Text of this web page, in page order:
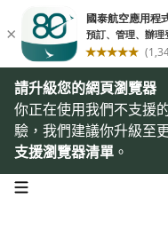
請升級您的網頁瀏覽器
你正在使用我們不支援
驗，我們建議你升級至
支援瀏覽器清單 。
open navigation menu